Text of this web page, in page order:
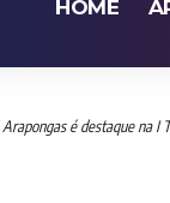
HOME
Arapongas é destaque na I